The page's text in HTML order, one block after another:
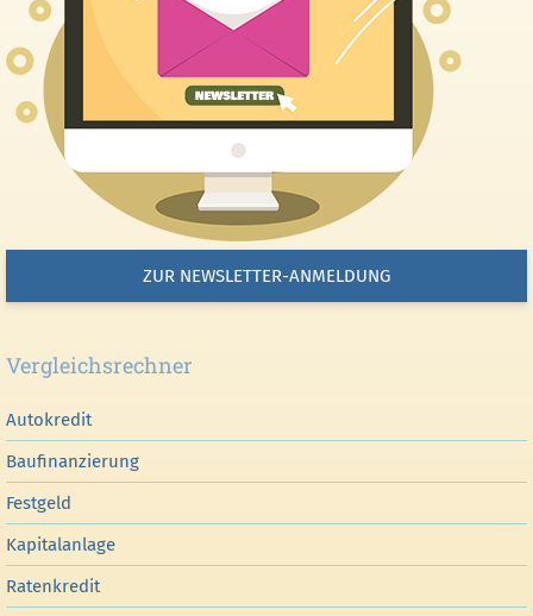
ZUR NEWSLETTER-ANMELDUNG
Vergleichsrechner
Autokredit
Baufinanzierung
Festgeld
Kapitalanlage
Ratenkredit